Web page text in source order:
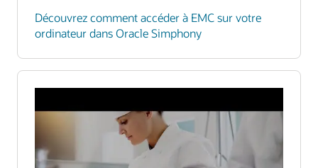
Découvrez comment accéder à EMC sur votre
ordinateur dans Oracle Simphony